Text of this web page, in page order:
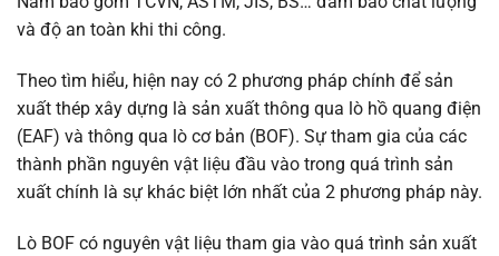
và độ an toàn khi thi công.
Theo tìm hiểu, hiện nay có 2 phương pháp chính để sản
xuất thép xây dựng là sản xuất thông qua lò hồ quang điện
(EAF) và thông qua lò cơ bản (BOF). Sự tham gia của các
thành phần nguyên vật liệu đầu vào trong quá trình sản
xuất chính là sự khác biệt lớn nhất của 2 phương pháp này.
Lò BOF có nguyên vật liệu tham gia vào quá trình sản xuất